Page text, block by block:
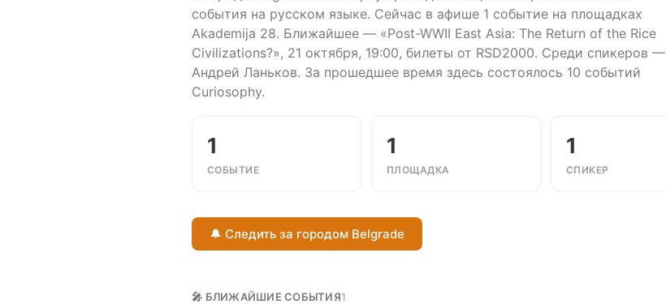
события на русском языке. Сейчас в афише 1 событие на площадках
Akademija 28. Ближайшее — «Post-WWII East Asia: The Return of the Rice
Civilizations?», 21 октября, 19:00, билеты от RSD2000. Среди спикеров —
Андрей Ланьков. За прошедшее время здесь состоялось 10 событий
Curiosophy.
1
СОБЫТИЕ
1
ПЛОЩАДКА
1
СПИКЕР
🔔 Следить за городом Belgrade
🎤 БЛИЖАЙШИЕ СОБЫТИЯ1